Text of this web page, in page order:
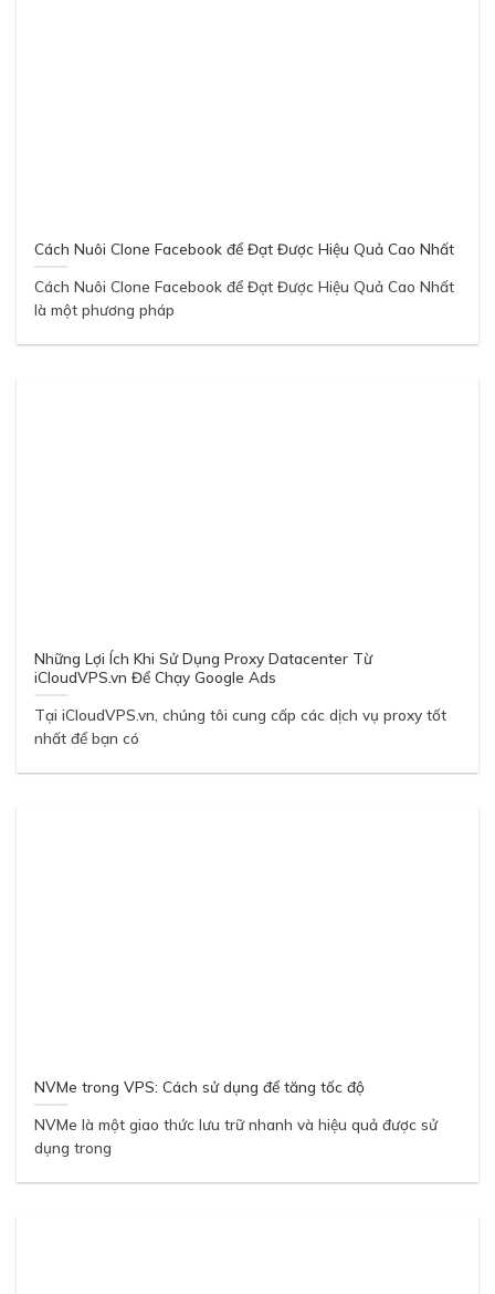
Cách Nuôi Clone Facebook để Đạt Được Hiệu Quả Cao Nhất
Cách Nuôi Clone Facebook để Đạt Được Hiệu Quả Cao Nhất
là một phương pháp
Những Lợi Ích Khi Sử Dụng Proxy Datacenter Từ
iCloudVPS.vn Để Chạy Google Ads
Tại iCloudVPS.vn, chúng tôi cung cấp các dịch vụ proxy tốt
nhất để bạn có
NVMe trong VPS: Cách sử dụng để tăng tốc độ
NVMe là một giao thức lưu trữ nhanh và hiệu quả được sử
dụng trong